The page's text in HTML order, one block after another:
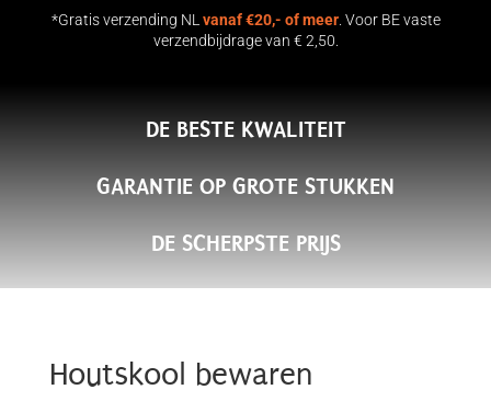
*Gratis verzending NLvanaf €20,- of meer. Voor BE vaste
verzendbijdrage van € 2,50.
DE BESTE KWALITEIT
GARANTIE OP GROTE STUKKEN
DE SCHERPSTE PRIJS
Houtskool bewaren
Namibiaans Hardhout